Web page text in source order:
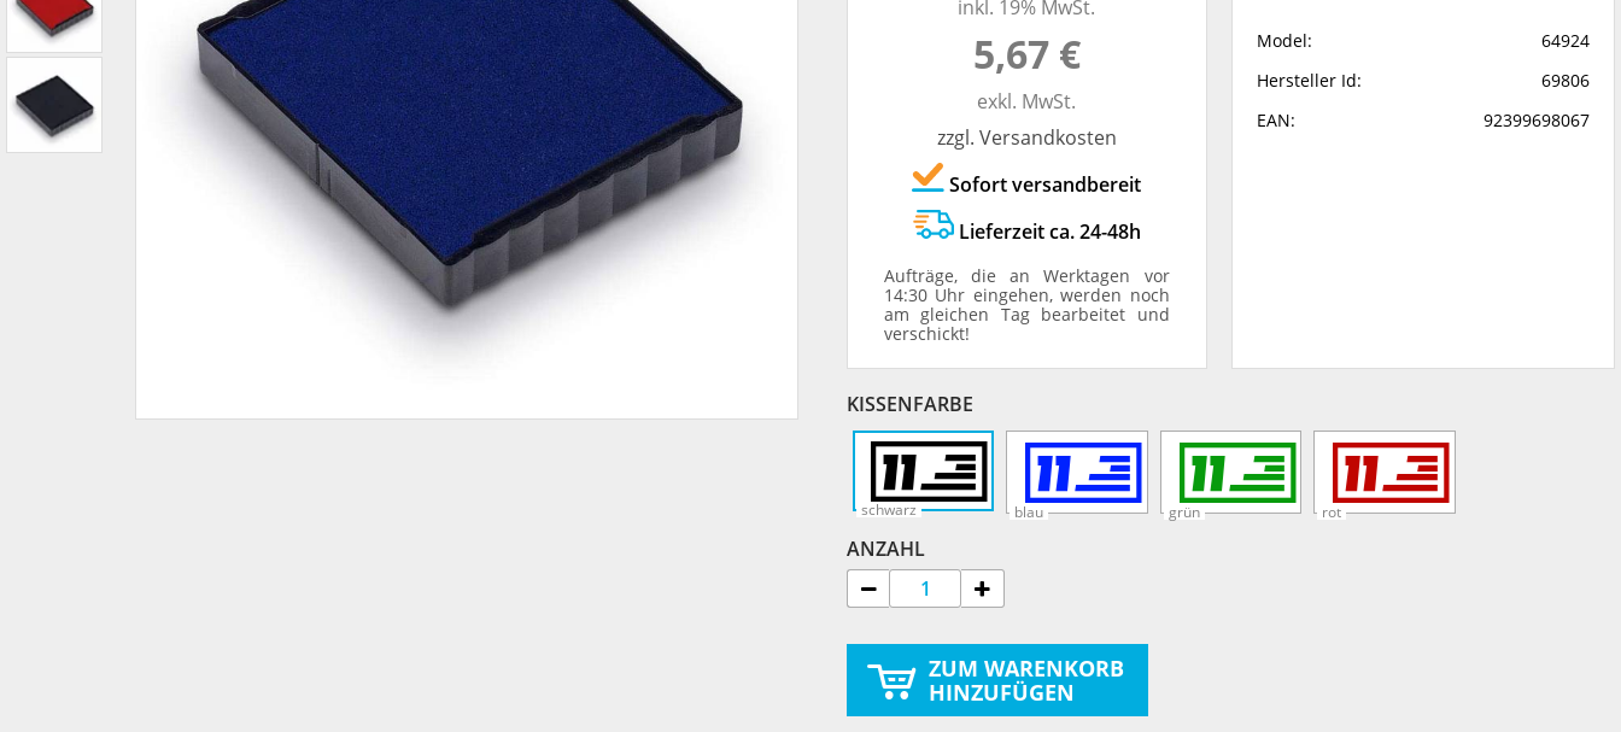
IBAN-BIC-STEMPEL
PRINTY Z. SELBER SETZEN
EASYPRINT LINE
PERSONALISIERTE ADRESSSTEMPEL
STEMPELFRITZ IMPRINT LINE SKYBLUE
TRODAT® VINTAGE
TRODAT® CREATIVE MINI STEMPEL
TRODAT® PIXEL STAMP
STEMPELHALTER
inkl. 19% MwSt.
5,67 €
exkl. MwSt.
zzgl. Versandkosten
Sofort versandbereit
Lieferzeit ca. 24-48h
Aufträge, die an Werktagen vor
14:30 Uhr eingehen, werden noch
am gleichen Tag bearbeitet und
verschickt!
Model:
64924
Hersteller Id:
69806
EAN:
92399698067
KISSENFARBE
schwarz blau grün rot
ANZAHL
ZUM WARENKORB
HINZUFÜGEN